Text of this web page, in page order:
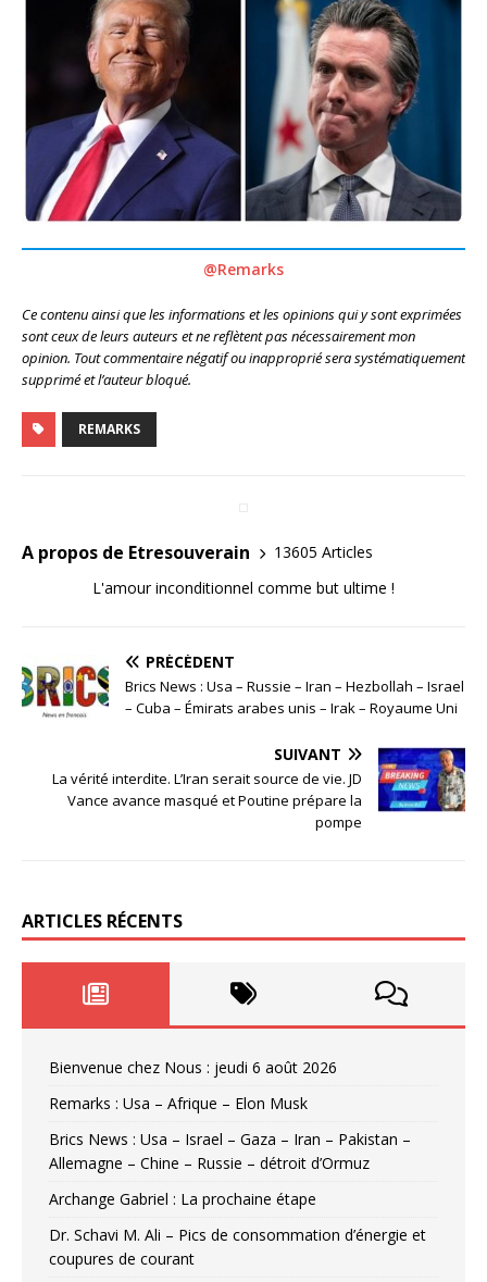
@Remarks
Ce contenu ainsi que les informations et les opinions qui y sont exprimées
sont ceux de leurs auteurs et ne reflètent pas nécessairement mon
opinion. Tout commentaire négatif ou inapproprié sera systématiquement
supprimé et l’auteur bloqué.
REMARKS
A propos de Etresouverain
13605 Articles
L'amour inconditionnel comme but ultime !
PRÉCÉDENT
Brics News : Usa – Russie – Iran – Hezbollah – Israel
– Cuba – Émirats arabes unis – Irak – Royaume Uni
SUIVANT
La vérité interdite. L’Iran serait source de vie. JD
Vance avance masqué et Poutine prépare la
pompe
ARTICLES RÉCENTS
Bienvenue chez Nous : jeudi 6 août 2026
Remarks : Usa – Afrique – Elon Musk
Brics News : Usa – Israel – Gaza – Iran – Pakistan –
Allemagne – Chine – Russie – détroit d’Ormuz
Archange Gabriel : La prochaine étape
Dr. Schavi M. Ali – Pics de consommation d’énergie et
coupures de courant